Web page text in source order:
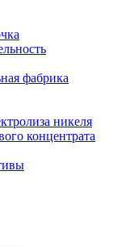
фабрика
никеля
концентрата